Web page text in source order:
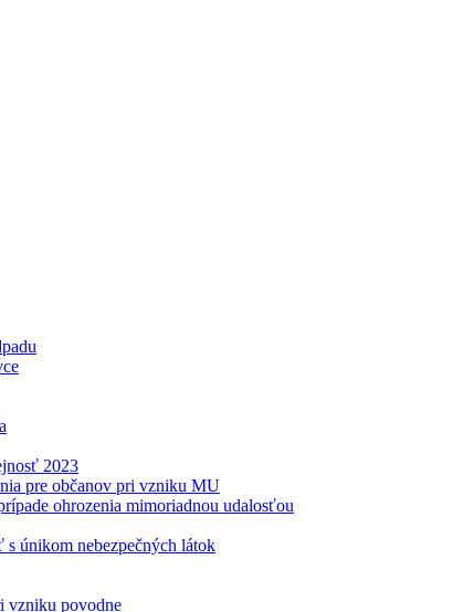
2023
pre občanov pri vzniku MU
ohrozenia mimoriadnou udalosťou
s únikom nebezpečných látok
vzniku povodne